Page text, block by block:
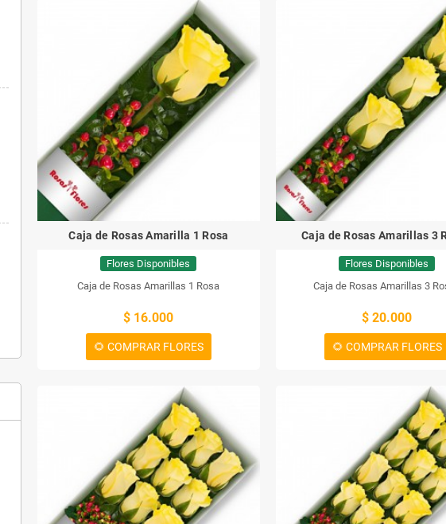
Caja de Rosas Amarilla 1 Rosa
Flores Disponibles
Caja de Rosas Amarillas 1 Rosa
$ 16.000
🌻 COMPRAR FLORES
Caja de Rosas Amarillas 3
Flores Disponibles
Caja de Rosas Amarillas 3
$ 20.000
🌻 COMPRAR FLORES